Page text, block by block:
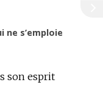
ne s’emploie
son esprit